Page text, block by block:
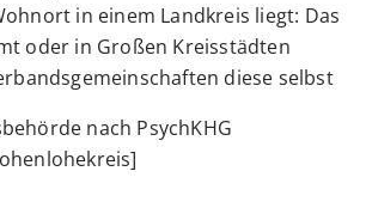
in einem Landkreis liegt: Das
oder in Großen Kreisstädten
diese selbst
nach PsychKHG